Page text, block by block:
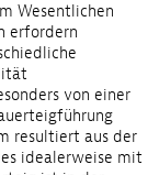
Wesentlichen
erfordern
von einer
resultiert aus der
idealerweise mit